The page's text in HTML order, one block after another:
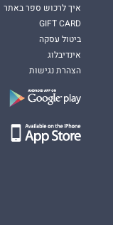
איך לרכוש ספר באתר
GIFT CARD
ביטול עסקה
אינדיבלוג
הצהרת נגישות